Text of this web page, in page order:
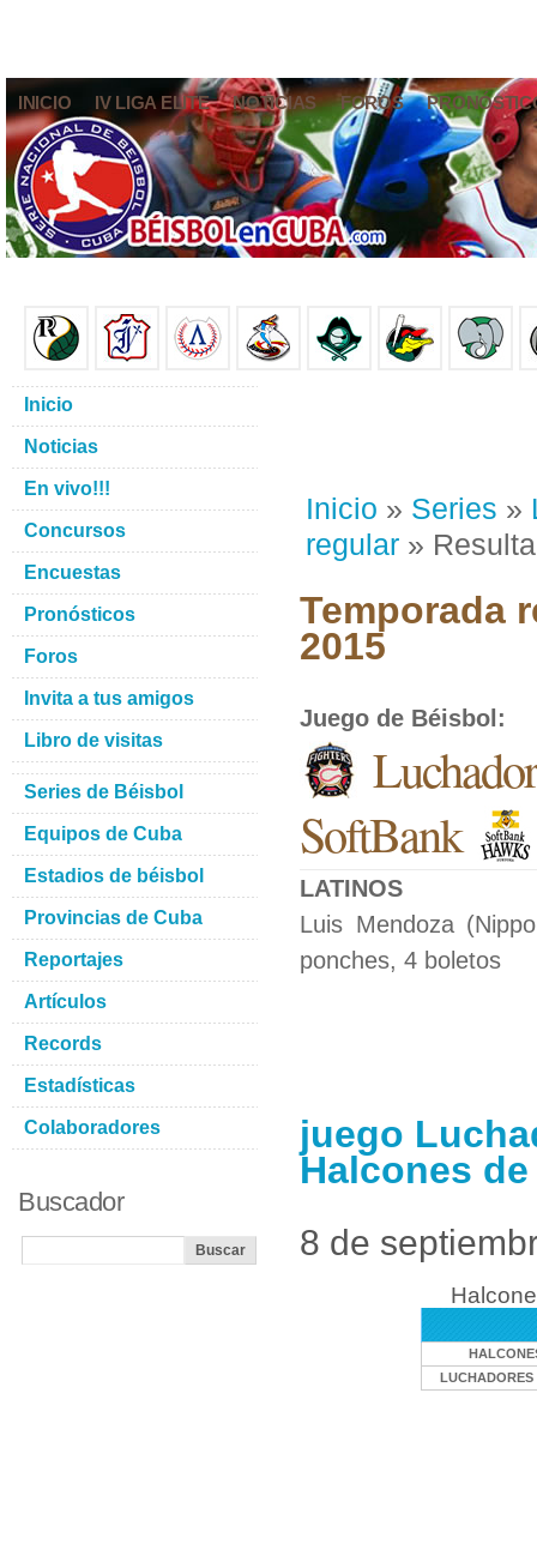
INICIO IV LIGA ELITE NOTICIAS FOROS
Inicio » Series »
regular »
Temporada
2015
Juego de Béisbol :
SoftBank
LATINOS
Luis Mendoza
ponches, 4 boletos
juego
Halcones
8 de
LUCHADORES
Inicio
Noticias
En vivo!!!
Concursos
Encuestas
Pronósticos
Foros
Invita a tus amigos
Libro de visitas
Series de Béisbol
Equipos de Cuba
Estadios de béisbol
Provincias de Cuba
Reportajes
Artículos
Records
Estadísticas
Colaboradores
Buscador